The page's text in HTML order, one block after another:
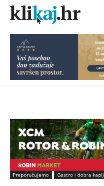
Preporučujemo Gastro i dobra